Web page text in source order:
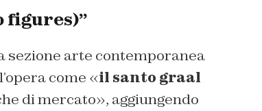
figures)”
sezione arte contemporanea
come «il santo graal
di mercato», aggiungendo